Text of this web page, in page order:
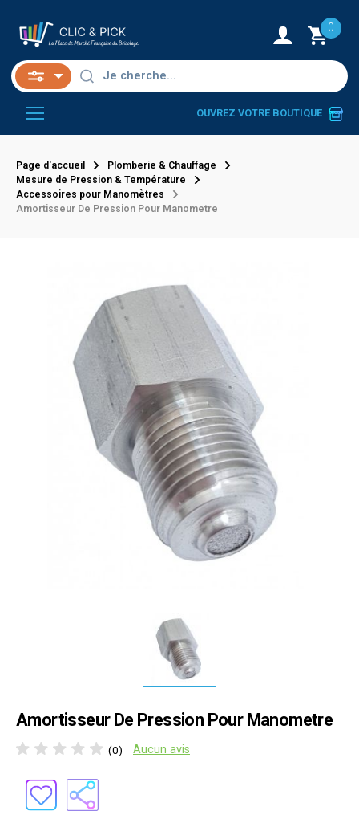
0
OUVREZ VOTRE BOUTIQUE
Page d'accueil
Plomberie & Chauffage
Mesure de Pression & Température
Accessoires pour Manomètres
Amortisseur De Pression Pour Manometre
Amortisseur De Pression Pour Manometre
(0) Aucun avis